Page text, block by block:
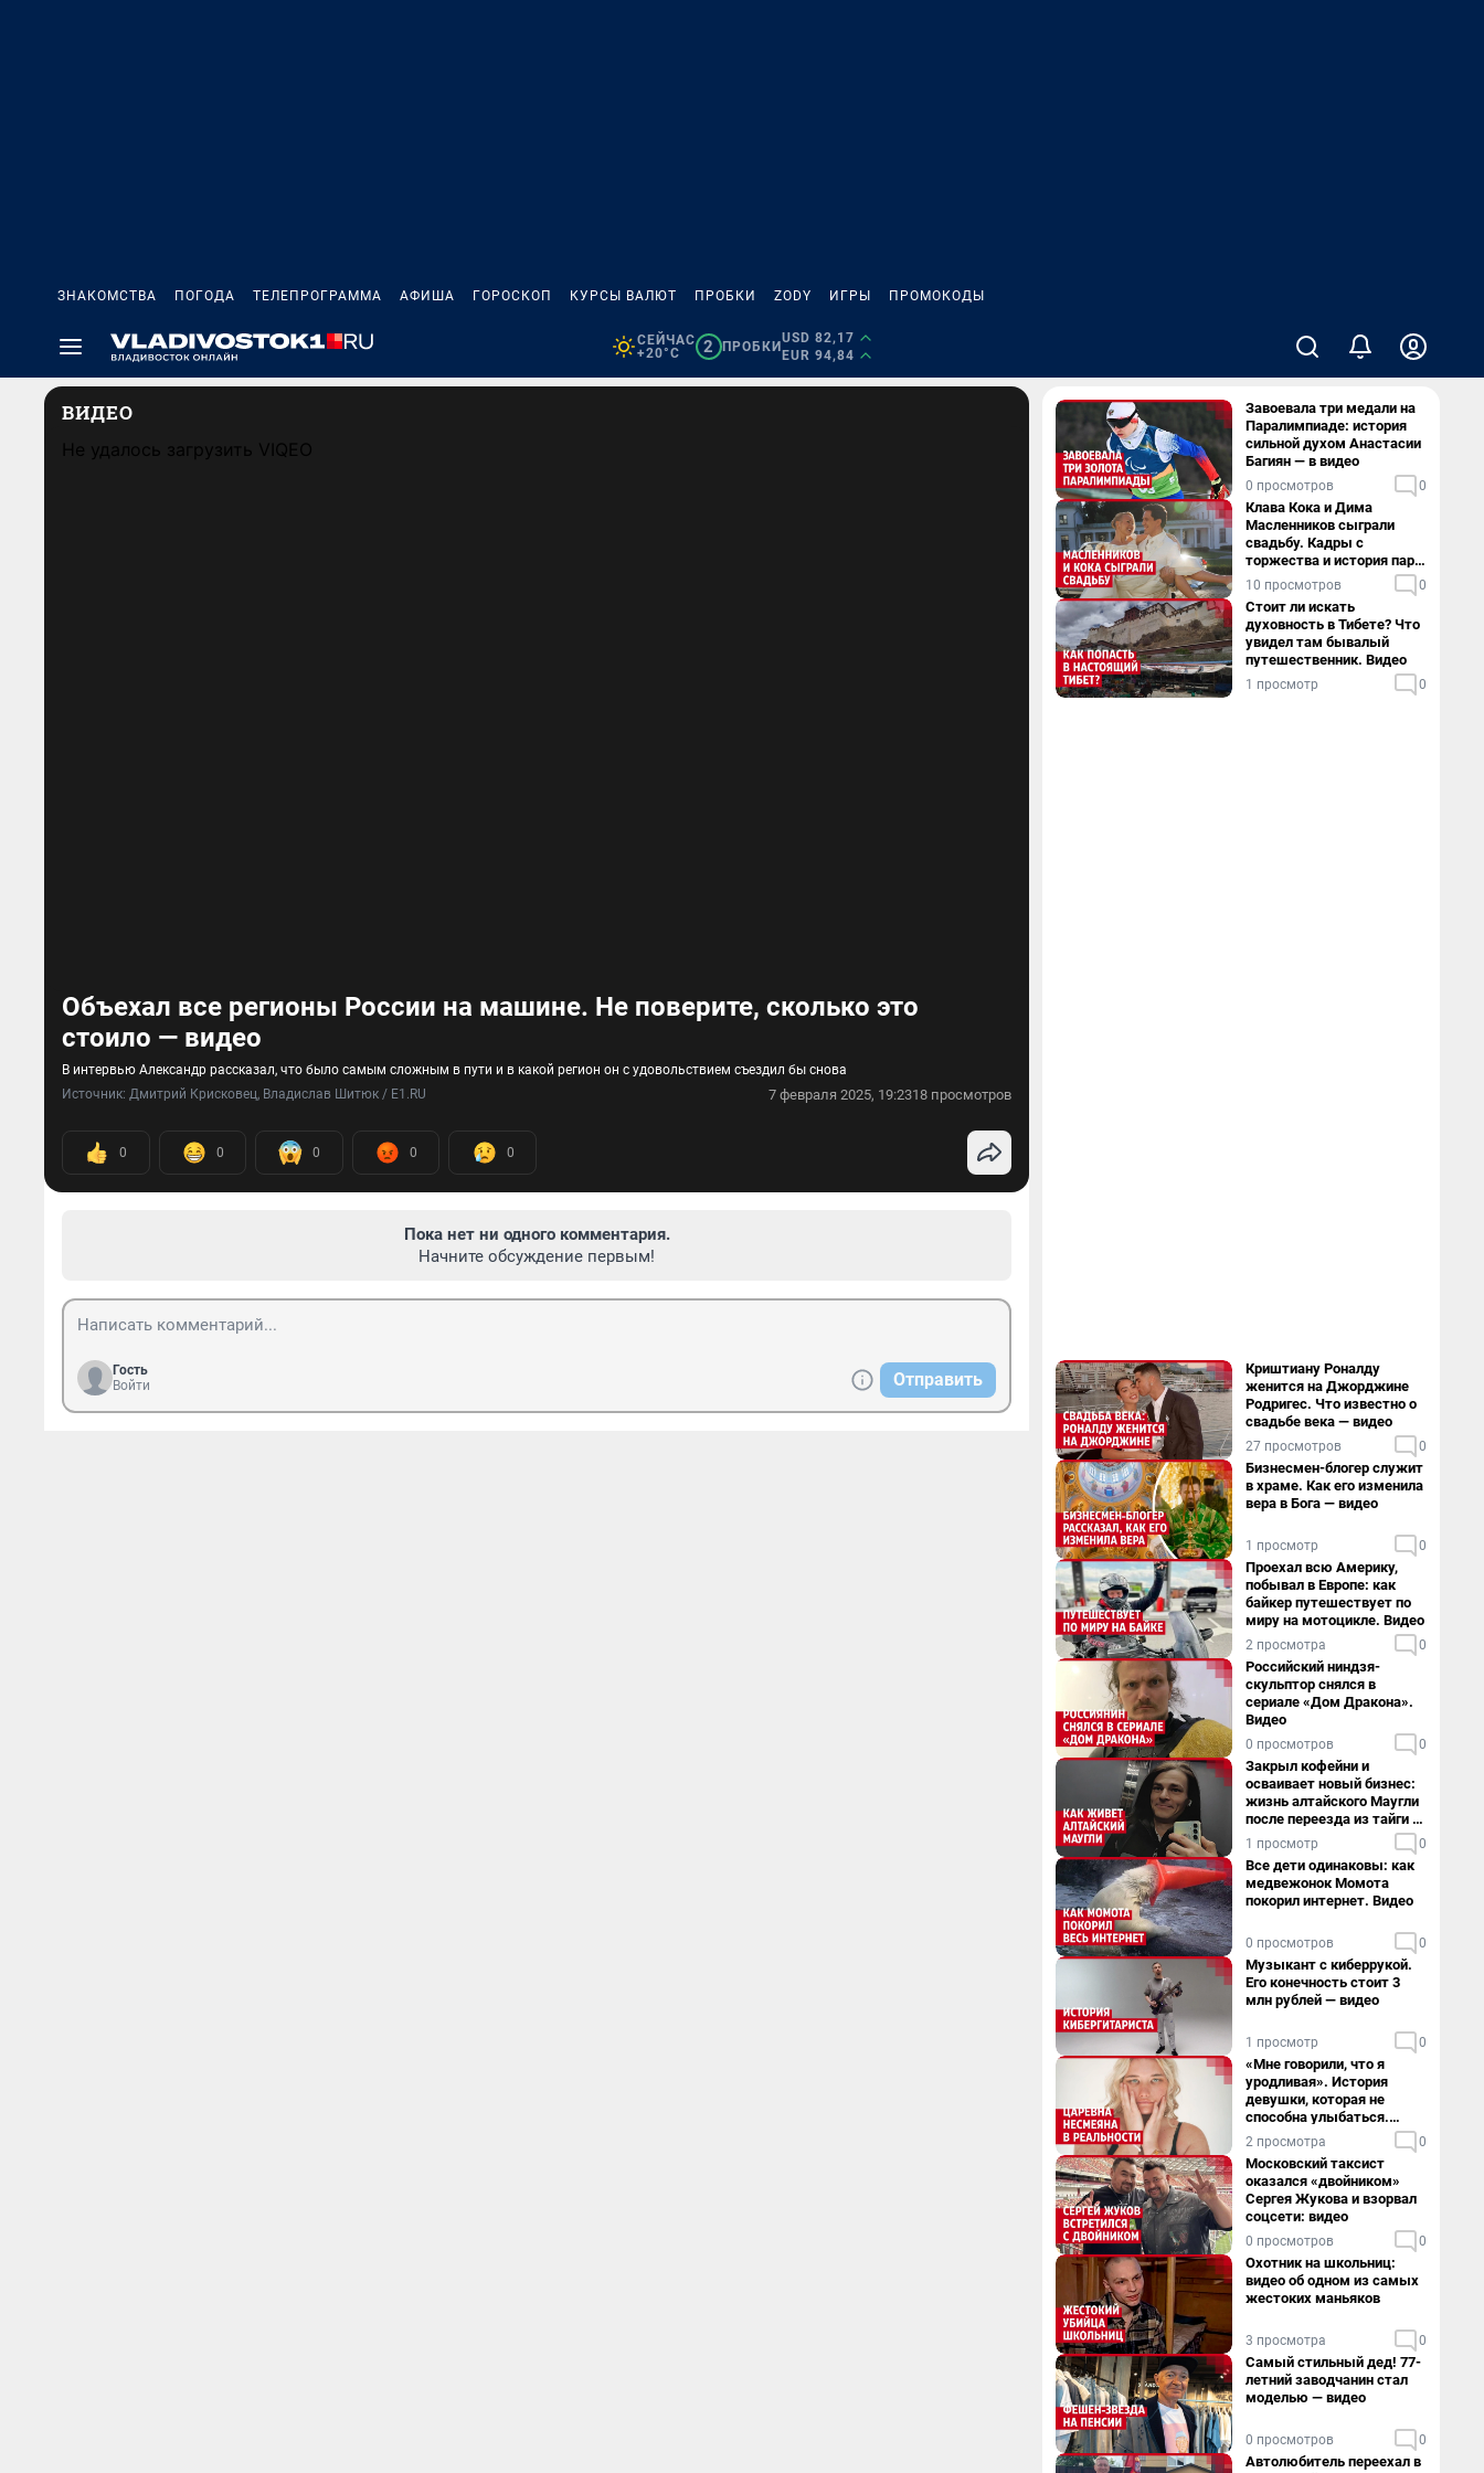
ЗНАКОМСТВА ПОГОДА ТЕЛЕПРОГРАММА АФИША ГОРОСКОП КУРСЫ ВАЛЮТ ПРОБКИ ZODY ИГРЫ ПРОМОКОДЫ
СЕЙЧАС
+20°C
2 ПРОБКИ
USD 82,17
EUR 94,84
ВИДЕО
Не удалось загрузить VIQEO
Объехал все регионы России на машине. Не поверите, сколько это
стоило — видео
В интервью Александр рассказал, что было самым сложным в пути и в какой регион он с удовольствием съездил бы снова
Источник: Дмитрий Крисковец, Владислав Шитюк / E1.RU 7 февраля 2025, 19:2318 просмотров
0 0 0 0 0
Пока нет ни одного комментария.
Начните обсуждение первым!
Гость
Войти
Отправить
Завоевала три медали на
Паралимпиаде: история
сильной духом Анастасии
Багиян — в видео
0 просмотров 0
Клава Кока и Дима
Масленников сыграли
свадьбу. Кадры с
торжества и история пары
— в видео
10 просмотров 0
Стоит ли искать
духовность в Тибете? Что
увидел там бывалый
путешественник. Видео
1 просмотр 0
Криштиану Роналду
женится на Джорджине
Родригес. Что известно о
свадьбе века — видео
27 просмотров 0
Бизнесмен-блогер служит
в храме. Как его изменила
вера в Бога — видео
1 просмотр 0
Проехал всю Америку,
побывал в Европе: как
байкер путешествует по
миру на мотоцикле. Видео
2 просмотра 0
Российский ниндзя-
скульптор снялся в
сериале «Дом Дракона».
Видео
0 просмотров 0
Закрыл кофейни и
осваивает новый бизнес:
жизнь алтайского Маугли
после переезда из тайги в
столицу
1 просмотр 0
Все дети одинаковы: как
медвежонок Момота
покорил интернет. Видео
0 просмотров 0
Музыкант с киберрукой.
Его конечность стоит 3
млн рублей — видео
1 просмотр 0
«Мне говорили, что я
уродливая». История
девушки, которая не
способна улыбаться.
Видео
2 просмотра 0
Московский таксист
оказался «двойником»
Сергея Жукова и взорвал
соцсети: видео
0 просмотров 0
Охотник на школьниц:
видео об одном из самых
жестоких маньяков
3 просмотра 0
Самый стильный дед! 77-
летний заводчанин стал
моделью — видео
0 просмотров 0
Автолюбитель переехал в